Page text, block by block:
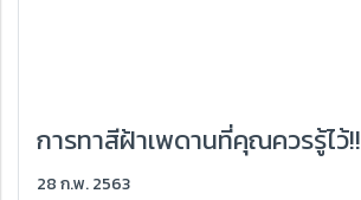
การทาสีฝ้าเพดานที่คุณควรรู้ไว้!!
28 ก.พ. 2563